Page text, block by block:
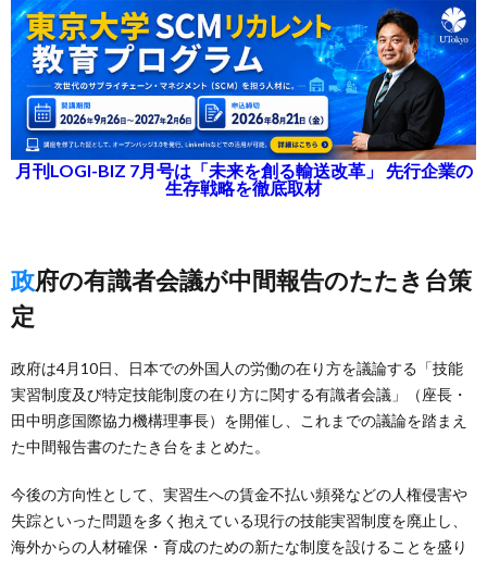
月刊LOGI-BIZ 7月号は「未来を創る輸送改革」 先行企業の
生存戦略を徹底取材
政府の有識者会議が中間報告のたたき台策
定
政府は4月10日、日本での外国人の労働の在り方を議論する「技能
実習制度及び特定技能制度の在り方に関する有識者会議」（座長・
田中明彦国際協力機構理事長）を開催し、これまでの議論を踏まえ
た中間報告書のたたき台をまとめた。
今後の方向性として、実習生への賃金不払い頻発などの人権侵害や
失踪といった問題を多く抱えている現行の技能実習制度を廃止し、
海外からの人材確保・育成のための新たな制度を設けることを盛り